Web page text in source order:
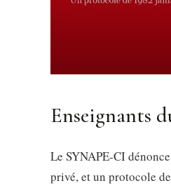
Enseignants
Le SYNAPE-CI
privé, et un protocole